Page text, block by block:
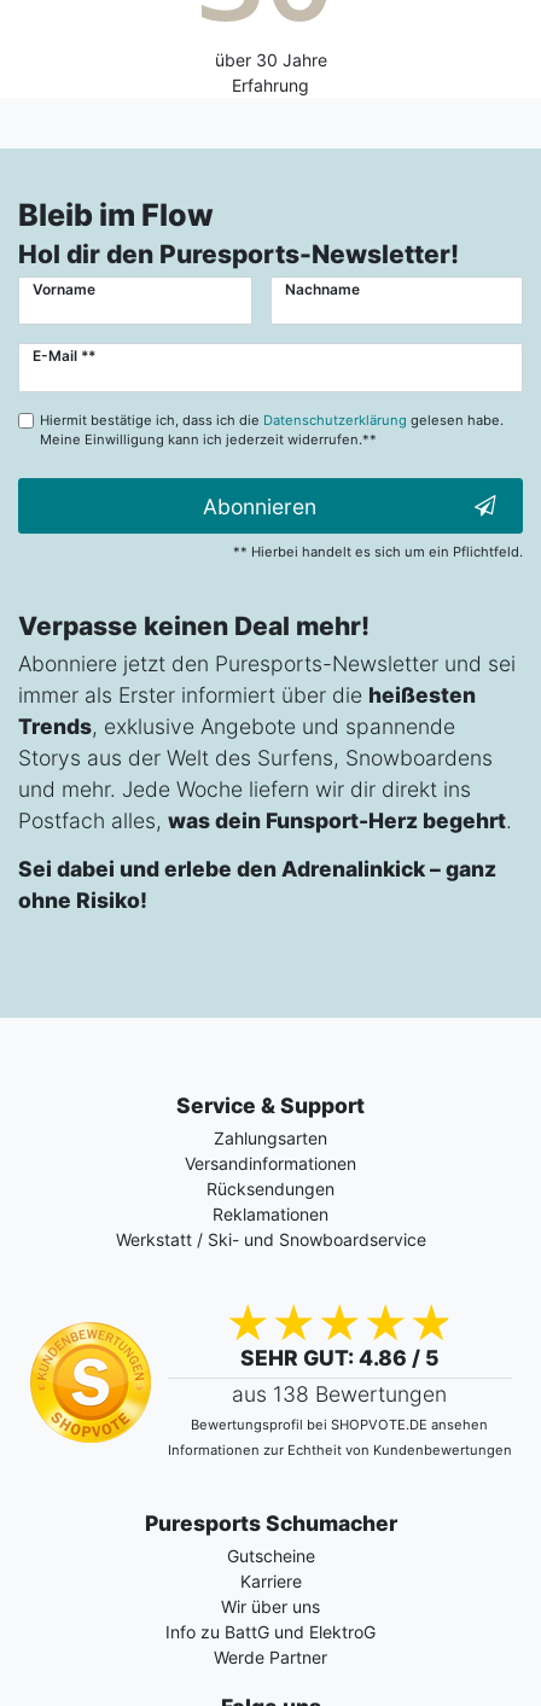
über 30 Jahre
Erfahrung
Bleib im Flow
Hol dir den Puresports-Newsletter!
Vorname Nachname
E-Mail **
Newsletter
Hiermit bestätige ich, dass ich die Datenschutzerklärung gelesen habe.
Meine Einwilligung kann ich jederzeit widerrufen.**
Abonnieren
** Hierbei handelt es sich um ein Pflichtfeld.
Verpasse keinen Deal mehr!
Abonniere jetzt den Puresports-Newsletter und sei
immer als Erster informiert über die heißesten
Trends, exklusive Angebote und spannende
Storys aus der Welt des Surfens, Snowboardens
und mehr. Jede Woche liefern wir dir direkt ins
Postfach alles, was dein Funsport-Herz begehrt.
Sei dabei und erlebe den Adrenalinkick – ganz
ohne Risiko!
Service & Support
Zahlungsarten
Versandinformationen
Rücksendungen
Reklamationen
Werkstatt / Ski- und Snowboardservice
SEHR GUT: 4.86 / 5
aus 138 Bewertungen
Bewertungsprofil bei SHOPVOTE.DE ansehen
Informationen zur Echtheit von Kundenbewertungen
Puresports Schumacher
Gutscheine
Karriere
Wir über uns
Info zu BattG und ElektroG
Werde Partner